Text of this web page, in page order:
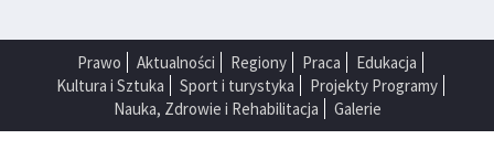
Prawo Aktualności Regiony Praca
Edukacja
Kultura i Sztuka
Sport i turystyka
Projekty Programy
Nauka, Zdrowie i Rehabilitacja
Galerie